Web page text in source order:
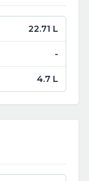
22.71 L
-
4.7 L